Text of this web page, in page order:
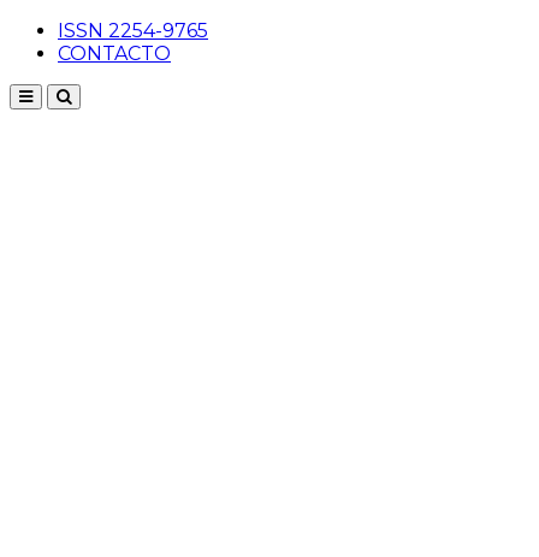
ISSN 2254-9765
CONTACTO
Menu